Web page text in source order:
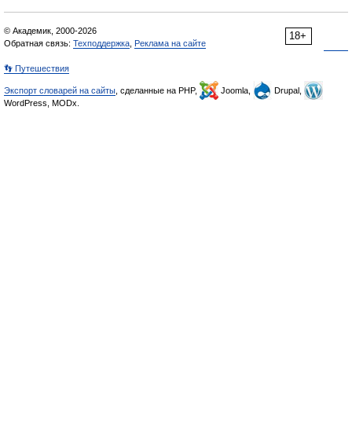
18+
© Академик, 2000-2026
Обратная связь: Техподдержка Реклама на сайте
👣 Путешествия
Экспорт словарей на сайты , сделанные на PHP, Joomla,
Drupal,
WordPress, MODx.